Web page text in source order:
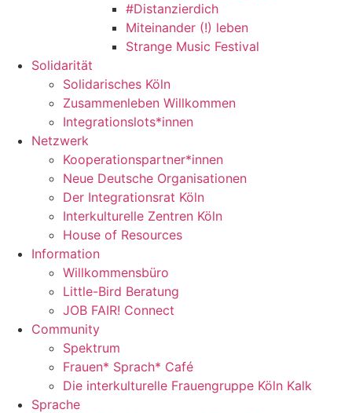
#Distanzierdich
Miteinander (!) leben
Strange Music Festival
Solidarität
Solidarisches Köln
Zusammenleben Willkommen
Integrationslots*innen
Netzwerk
Kooperationspartner*innen
Neue Deutsche Organisationen
Der Integrationsrat Köln
Interkulturelle Zentren Köln
House of Resources
Information
Willkommensbüro
Little-Bird Beratung
JOB FAIR! Connect
Community
Spektrum
Frauen* Sprach* Café
Die interkulturelle Frauengruppe Köln Kalk
Sprache